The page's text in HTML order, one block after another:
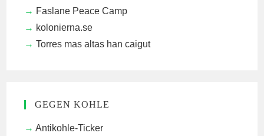
Faslane Peace Camp
kolonierna.se
Torres mas altas han caigut
GEGEN KOHLE
Antikohle-Ticker